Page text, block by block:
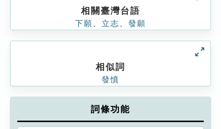
相關臺灣台語
下願 立志 發願
相似詞
發憤
詞條功能